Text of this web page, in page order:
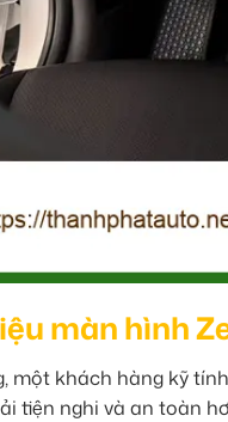
màn hình
một khách hàng kỹ
tiện nghi và an toàn